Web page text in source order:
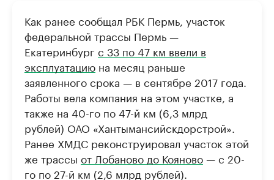
Как ранее сообщал РБК Пермь, участок
федеральной трассы Пермь —
Екатеринбург с 33 по 47 км ввели в
эксплуатацию на месяц раньше
заявленного срока — в сентябре 2017 года.
Работы вела компания на этом участке, а
также на 40-го по 47-й км (6,3 млрд
рублей) ОАО «Хантымансийскдорстрой».
Ранее ХМДС реконструировал участок этой
же трассы от Лобаново до Кояново— с 20-
го по 27-й км (2,6 млрд рублей).